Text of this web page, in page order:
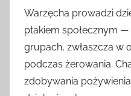
Warzęcha prowadzi
ptakiem społecznym
grupach, zwłaszcza w
podczas żerowania.
zdobywania